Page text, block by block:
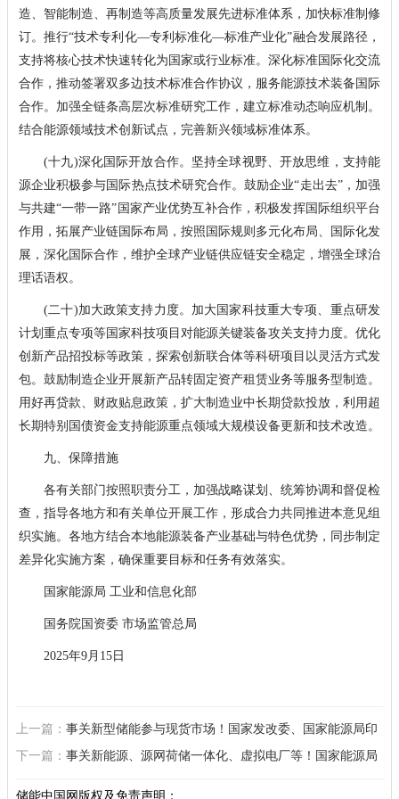
造、智能制造、再制造等高质量发展先进标准体系，加快标准制修
订。推行“技术专利化—专利标准化—标准产业化”融合发展路径，
支持将核心技术快速转化为国家或行业标准。深化标准国际化交流
合作，推动签署双多边技术标准合作协议，服务能源技术装备国际
合作。加强全链条高层次标准研究工作，建立标准动态响应机制。
结合能源领域技术创新试点，完善新兴领域标准体系。
(十九)深化国际开放合作。坚持全球视野、开放思维，支持能
源企业积极参与国际热点技术研究合作。鼓励企业“走出去”，加强
与共建“一带一路”国家产业优势互补合作，积极发挥国际组织平台
作用，拓展产业链国际布局，按照国际规则多元化布局、国际化发
展，深化国际合作，维护全球产业链供应链安全稳定，增强全球治
理话语权。
(二十)加大政策支持力度。加大国家科技重大专项、重点研发
计划重点专项等国家科技项目对能源关键装备攻关支持力度。优化
创新产品招投标等政策，探索创新联合体等科研项目以灵活方式发
包。鼓励制造企业开展新产品转固定资产租赁业务等服务型制造。
用好再贷款、财政贴息政策，扩大制造业中长期贷款投放，利用超
长期特别国债资金支持能源重点领域大规模设备更新和技术改造。
九、保障措施
各有关部门按照职责分工，加强战略谋划、统筹协调和督促检
查，指导各地方和有关单位开展工作，形成合力共同推进本意见组
织实施。各地方结合本地能源装备产业基础与特色优势，同步制定
差异化实施方案，确保重要目标和任务有效落实。
国家能源局 工业和信息化部
国务院国资委 市场监管总局
2025年9月15日
上一篇： 事关新型储能参与现货市场！国家发改委、国家能源局印
发电力现货连续运行地区市场建设指引
下一篇： 事关新能源、源网荷储一体化、虚拟电厂等！国家能源局
储能中国网版权及免责声明：